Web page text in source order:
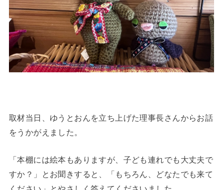
取材当日、ゆうとおんを立ち上げた理事長さんからお話
をうかがえました。
「本棚には絵本もありますが、子ども連れでも大丈夫で
すか？」とお聞きすると、「もちろん、どなたでも来て